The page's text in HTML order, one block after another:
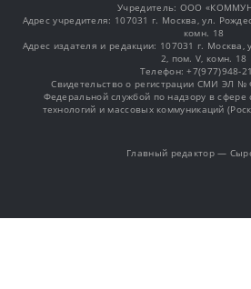
Учредитель: OOO
Адрес учредителя: 107031 г. Москва, ул.
комн. 18
Адрес издателя и редакции: 107031 г. Москва,
2, пом. V, комн. 18
Телефон: +7(977)948-
Свидетельство о регистрации СМИ ЭЛ
Федеральной службой по надзору в
технологий и массовых коммуникаций
Главный редактор —